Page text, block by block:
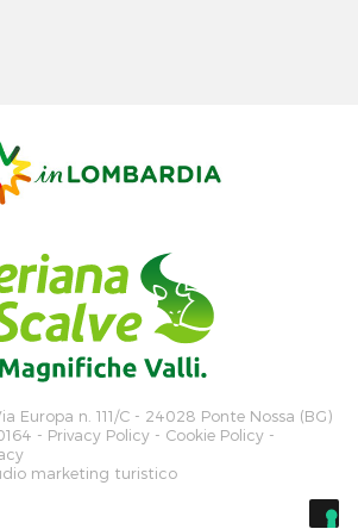
Europa n. 111/C - 24028 Ponte Nossa (BG)
- Privacy Policy - Cookie Policy -
marketing turistico